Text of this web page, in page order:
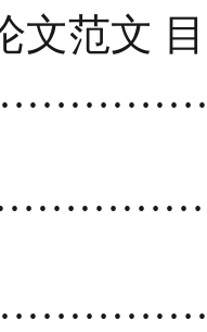
文范文